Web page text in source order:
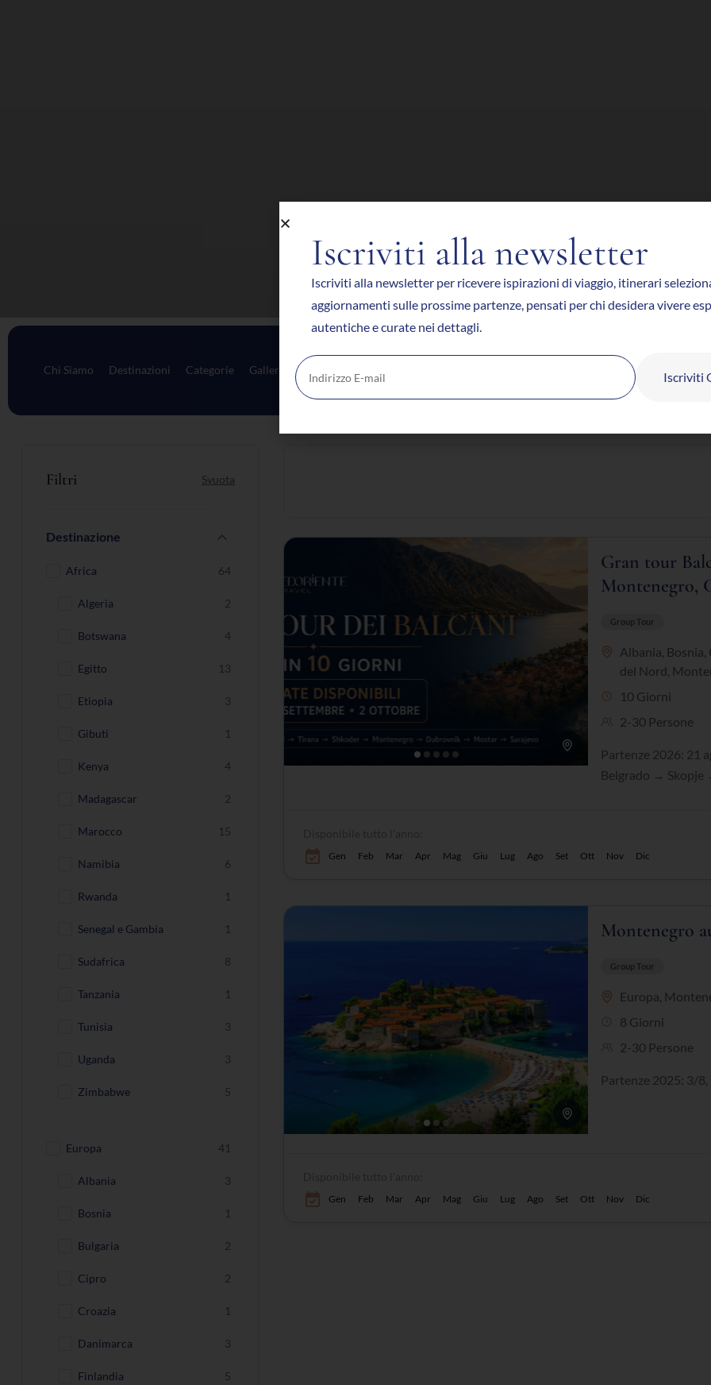
Chi Siamo Destinazioni Categorie Galleria Blog Diventa
Filtri Svuota
Destinazione
Africa 64
Algeria 2
Botswana 4
Egitto 13
Etiopia 3
Gibuti 1
Kenya 4
Madagascar 2
Marocco 15
Namibia 6
Rwanda 1
Senegal e Gambia 1
Sudafrica 8
Tanzania 1
Tunisia 3
Uganda 3
Zimbabwe 5
Europa 41
Albania 3
Bosnia 1
Bulgaria 2
Cipro 2
Croazia 1
Danimarca 3
Finlandia 5
Gran tour
Montenegro,
Group Tour
Albania, Bosnia,
del Nord,
10 Giorni
2-30 Persone
Partenze 2026: 21
Belgrado →
Gen Feb Mar Apr Mag Giu Lug Ago Set Ott Nov Dic
Montenegro
Group Tour
Europa,
8 Giorni
2-30 Persone
Partenze 2025: 3/
Gen Feb Mar Apr Mag Giu Lug Ago Set Ott Nov Dic
Iscriviti alla newsletter
Iscriviti alla newsletter per ricevere ispirazioni di viaggio, itinerari
aggiornamenti sulle prossime partenze, pensati per chi desidera vivere
autentiche e curate nei dettagli.
Iscriviti